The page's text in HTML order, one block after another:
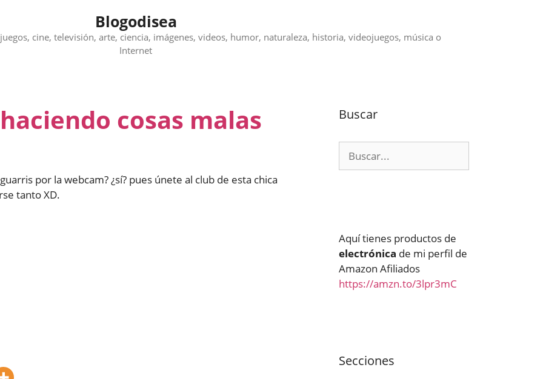
Blogodisea
cine, televisión, arte, ciencia, imágenes, videos, humor, naturaleza, historia, videojuegos, música o
Internet
cosas malas
por la webcam? ¿sí? pues únete al club de esta chica
tanto XD.
Buscar
Aquí tienes productos de
electrónica de mi perfil de
Amazon Afiliados
https://amzn.to/3lpr3mC
Secciones